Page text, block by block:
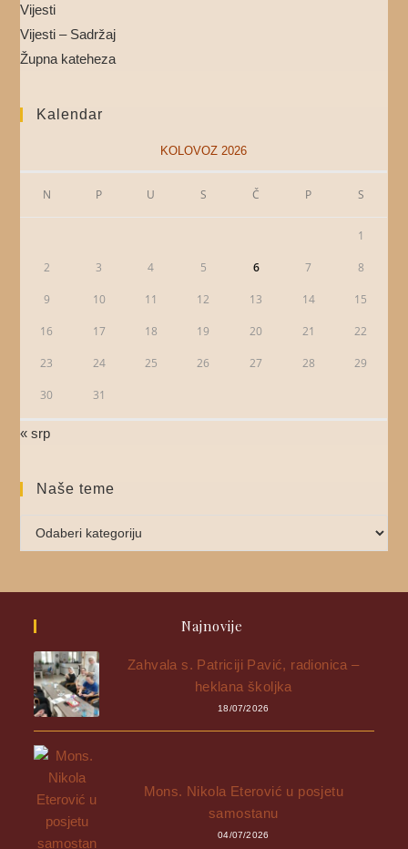
Vijesti
Vijesti – Sadržaj
Župna kateheza
Kalendar
KOLOVOZ 2026
N P U S Č P S
1
2 3 4 5 6 7 8
9 10 11 12 13 14 15
16 17 18 19 20 21 22
23 24 25 26 27 28 29
30 31
« srp
Naše teme
Najnovije
Zahvala s. Patriciji Pavić, radionica –
heklana školjka
18/07/2026
Mons. Nikola Eterović u posjetu
samostanu
04/07/2026